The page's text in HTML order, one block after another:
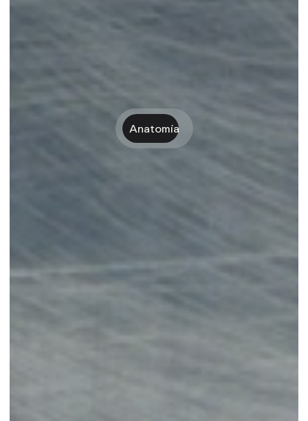
Anatomía